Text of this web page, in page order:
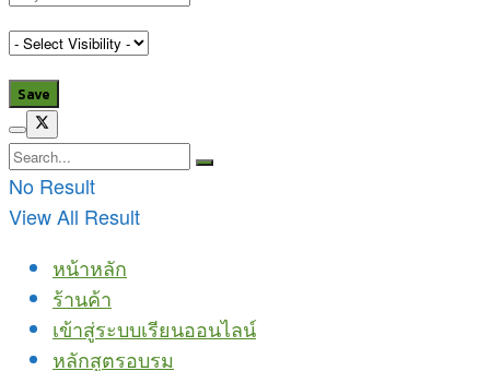
No Result
View All Result
หน้าหลัก
ร้านค้า
เข้าสู่ระบบเรียนออนไลน์
หลักสูตรอบรม